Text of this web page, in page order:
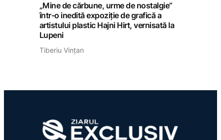
„Mine de cărbune, urme de nostalgie”
într-o inedită expoziție de grafică a
artistului plastic Hajni Hirt, vernisată la
Lupeni
Tiberiu Vințan